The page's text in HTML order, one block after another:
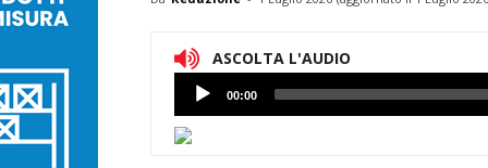
ASCOLTA L'AUDIO
Lettore
Audio
00:00